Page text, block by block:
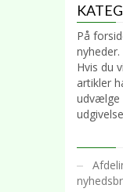
På
nyheder.
Hvis du
artikler
udvælge